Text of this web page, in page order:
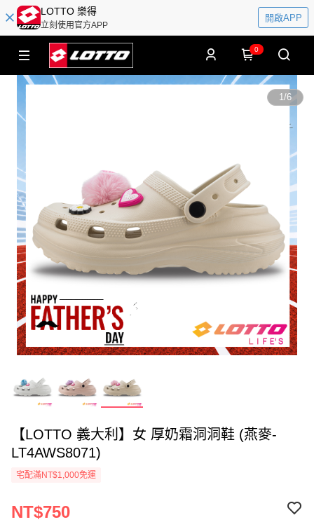
LOTTO 樂得
立刻使用官方APP
開啟APP
0
1/6
【LOTTO 義大利】女 厚奶霜洞洞鞋 (燕麥-
LT4AWS8071)
宅配滿NT$1,000免運
NT$750